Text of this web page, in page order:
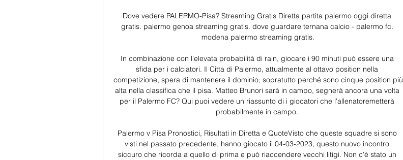
Dove vedere PALERMO-Pisa? Streaming Gratis Diretta partita palermo oggi diretta
gratis. palermo genoa streaming gratis. dove guardare ternana calcio - palermo fc.
modena palermo streaming gratis.
In combinazione con l'elevata probabilità di rain, giocare i 90 minuti può essere una
sfida per i calciatori. Il Citta di Palermo, attualmente al ottavo position nella
competizione, spera di mantenere il dominio; sopratutto perché sono cinque position più
alta nella classifica che il pisa. Matteo Brunori sarà in campo, segnerà ancora una volta
per il Palermo FC? Qui puoi vedere un riassunto di i giocatori che l'allenatoremetterà
probabilmente in campo.
Palermo v Pisa Pronostici, Risultati in Diretta e QuoteVisto che queste squadre si sono
visti nel passato precedente, hanno giocato il 04-03-2023, questo nuovo incontro
siccuro che ricorda a quello di prima e può riaccendere vecchi litigi. Non c'è stato un